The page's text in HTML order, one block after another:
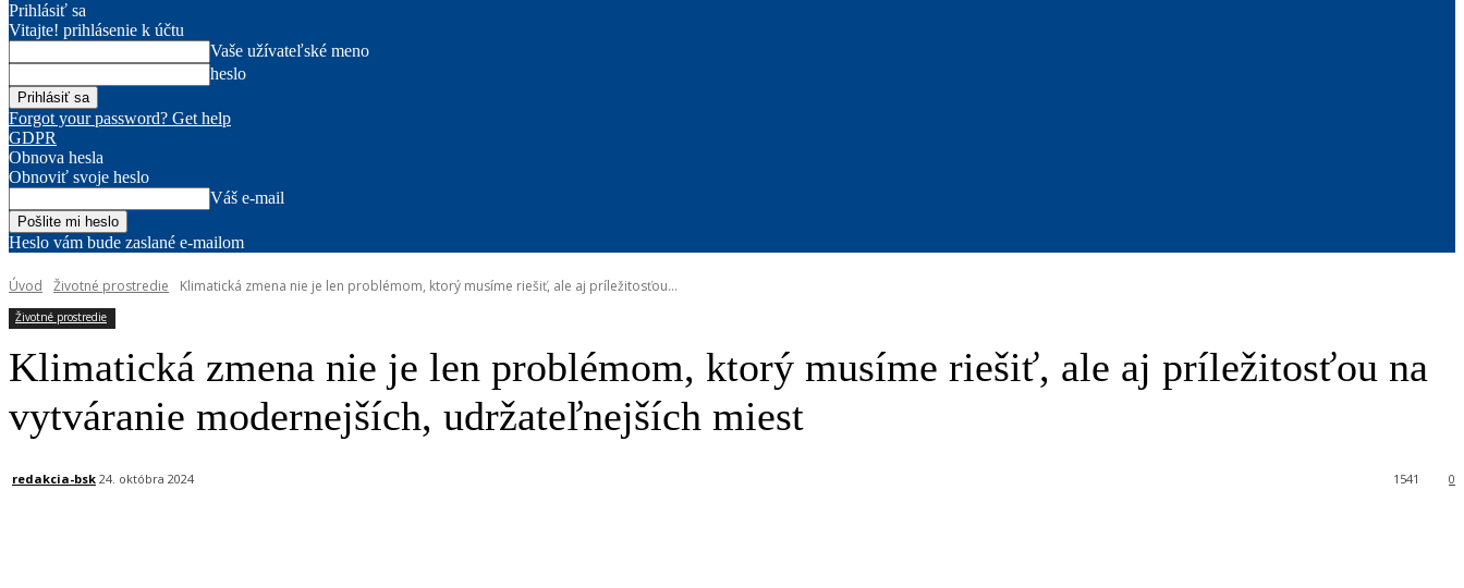
Prihlásiť sa
Vitajte! prihlásenie k účtu
Vaše užívateľské meno
heslo
Forgot your password? Get help
GDPR
Obnova hesla
Obnoviť svoje heslo
Váš e-mail
Heslo vám bude zaslané e-mailom
Úvod Životné prostredie Klimatická zmena nie je len problémom, ktorý musíme riešiť, ale aj príležitosťou...
Životné prostredie
Klimatická zmena nie je len problémom, ktorý musíme riešiť, ale aj príležitosťou na
vytváranie modernejších, udržateľnejších miest
redakcia-bsk 24. októbra 2024 0
1541